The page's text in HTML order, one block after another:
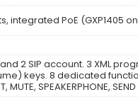
integrated PoE (GXP1405
2 SIP account. 3 XML
keys. 8 dedicated function
MUTE, SPEAKERPHONE,